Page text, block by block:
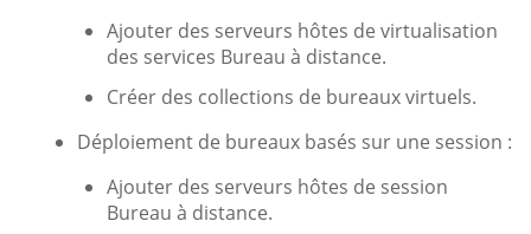
Ajouter des serveurs hôtes de virtualisation
des services Bureau à distance.
Créer des collections de bureaux virtuels.
Déploiement de bureaux basés sur une session :
Ajouter des serveurs hôtes de session
Bureau à distance.